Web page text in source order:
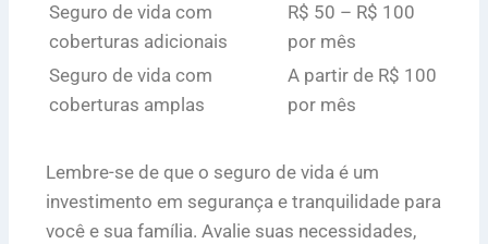
Seguro de vida com
coberturas adicionais
R$ 50 – R$ 100
por mês
Seguro de vida com
coberturas amplas
A partir de R$ 100
por mês
Lembre-se de que o seguro de vida é um
investimento em segurança e tranquilidade para
você e sua família. Avalie suas necessidades,